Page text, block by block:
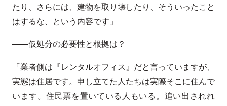
たり、さらには、建物を取り壊したり、そういったこと
はするな、という内容です」
——仮処分の必要性と根拠は？
「業者側は『レンタルオフィス』だと言っていますが、
実態は住居です。申し立てた人たちは実際そこに住んで
います。住民票を置いている人もいる。追い出されれ